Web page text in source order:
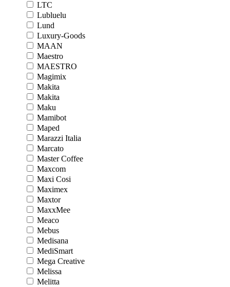
LTC
Lubluelu
Lund
Luxury-Goods
MAAN
Maestro
MAESTRO
Magimix
Makita
Makita
Maku
Mamibot
Maped
Marazzi Italia
Marcato
Master Coffee
Maxcom
Maxi Cosi
Maximex
Maxtor
MaxxMee
Meaco
Mebus
Medisana
MediSmart
Mega Creative
Melissa
Melitta